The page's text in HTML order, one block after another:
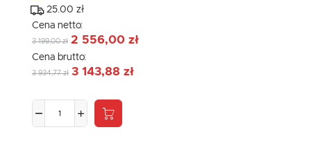
25.00 zł
Cena netto:
3 199,00 zł 2 556,00 zł
Cena brutto:
3 934,77 zł 3 143,88 zł